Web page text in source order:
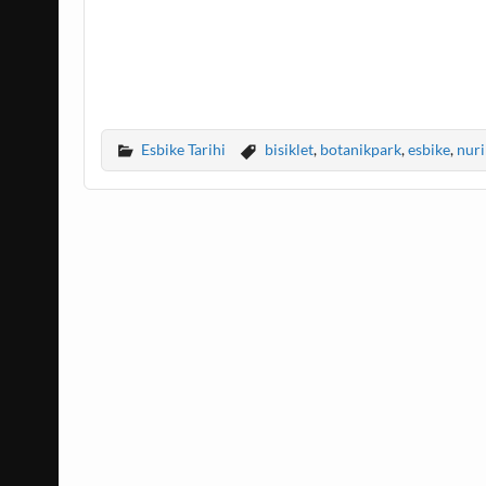
Esbike Tarihi bisiklet, botanikpark,esbike,